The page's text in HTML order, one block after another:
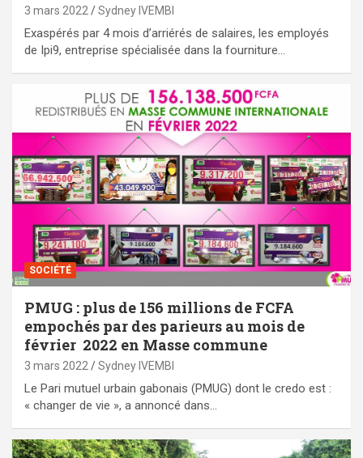
3 mars 2022 Sydney IVEMBI
Exaspérés par 4 mois d’arriérés de salaires, les employés
de Ipi9, entreprise spécialisée dans la fourniture…
SOCIÉTÉ
PMUG : plus de 156 millions de FCFA
empochés par des parieurs au mois de
février 2022 en Masse commune
3 mars 2022 Sydney IVEMBI
Le Pari mutuel urbain gabonais (PMUG) dont le credo est :
« changer de vie », a annoncé dans…